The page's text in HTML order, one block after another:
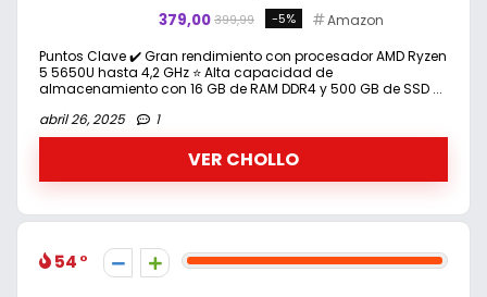
379,00 399,99 -5%
Amazon
Puntos Clave ✔️ Gran rendimiento con procesador AMD Ryzen
5 5650U hasta 4,2 GHz ⭐ Alta capacidad de
almacenamiento con 16 GB de RAM DDR4 y 500 GB de SSD ...
abril 26, 2025
1
VER CHOLLO
54